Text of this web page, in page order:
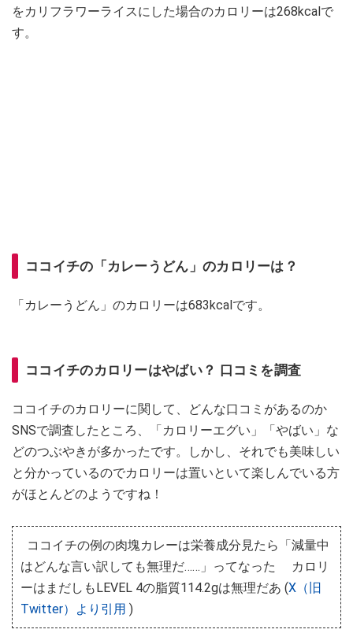
をカリフラワーライスにした場合のカロリーは268kcalで
す。
ココイチの「カレーうどん」のカロリーは？
「カレーうどん」のカロリーは683kcalです。
ココイチのカロリーはやばい？ 口コミを調査
ココイチのカロリーに関して、どんな口コミがあるのか
SNSで調査したところ、「カロリーエグい」「やばい」な
どのつぶやきが多かったです。しかし、それでも美味しい
と分かっているのでカロリーは置いといて楽しんでいる方
がほとんどのようですね！
ココイチの例の肉塊カレーは栄養成分見たら「減量中
はどんな言い訳しても無理だ……」ってなった カロリ
ーはまだしもLEVEL 4の脂質114.2gは無理だあ (X（旧
Twitter）より引用 )